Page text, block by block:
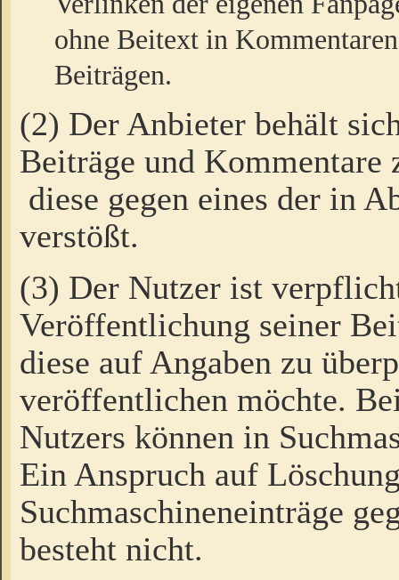
ohne Beitext in
Beiträgen.
(2) Der Anbieter behält
Beiträge und Kommentare
diese gegen eines der in
verstößt.
(3) Der Nutzer ist
Veröffentlichung seiner
diese auf Angaben zu
veröffentlichen möchte.
Nutzers können in
Ein Anspruch auf
Suchmaschineneinträge
besteht nicht.